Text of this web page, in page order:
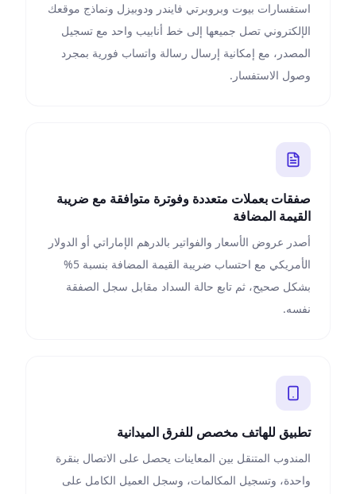
استفسارات بيوت وبروبرتي فايندر ودوبيزل ونماذج موقعك
الإلكتروني تصل جميعها إلى خط أنابيب واحد مع تسجيل
المصدر، مع إمكانية إرسال رسالة واتساب فورية بمجرد
وصول الاستفسار.
صفقات بعملات متعددة وفوترة متوافقة مع ضريبة
القيمة المضافة
أصدر عروض الأسعار والفواتير بالدرهم الإماراتي أو الدولار
الأمريكي مع احتساب ضريبة القيمة المضافة بنسبة 5%
بشكل صحيح، ثم تابع حالة السداد مقابل سجل الصفقة
نفسه.
تطبيق للهاتف مخصص للفرق الميدانية
المندوب المتنقل بين المعاينات يحصل على الاتصال بنقرة
واحدة، وتسجيل المكالمات، وسجل العميل الكامل على